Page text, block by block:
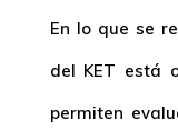
En lo que se
del KET está
permiten